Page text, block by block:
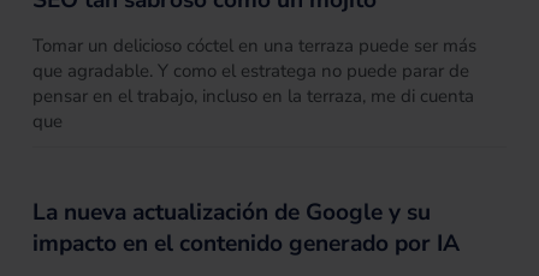
Tomar un delicioso cóctel en una terraza puede ser más
que agradable. Y como el estratega no puede parar de
pensar en el trabajo, incluso en la terraza, me di cuenta
que
La nueva actualización de Google y su
impacto en el contenido generado por IA